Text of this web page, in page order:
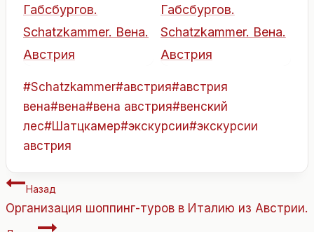
Метки
записи:
#Schatzkammer#австрия#австрия
вена#вена#вена австрия#венский
лес#Шатцкамер#экскурсии#экскурсии
австрия
Навигация
по
Назад
Организация шоппинг-туров в Италию из Австрии.